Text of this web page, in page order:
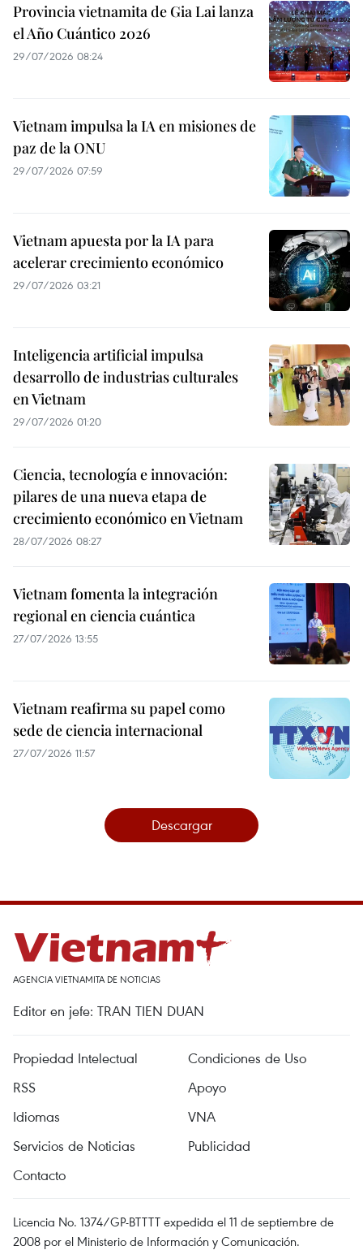
Provincia vietnamita de Gia Lai lanza
el Año Cuántico 2026
29/07/2026 08:24
Vietnam impulsa la IA en misiones de
paz de la ONU
29/07/2026 07:59
Vietnam apuesta por la IA para
acelerar crecimiento económico
29/07/2026 03:21
Inteligencia artificial impulsa
desarrollo de industrias culturales
en Vietnam
29/07/2026 01:20
Ciencia, tecnología e innovación:
pilares de una nueva etapa de
crecimiento económico en Vietnam
28/07/2026 08:27
Vietnam fomenta la integración
regional en ciencia cuántica
27/07/2026 13:55
Vietnam reafirma su papel como
sede de ciencia internacional
27/07/2026 11:57
Descargar
AGENCIA VIETNAMITA DE NOTICIAS
Editor en jefe: TRAN TIEN DUAN
Propiedad Intelectual
Condiciones de Uso
RSS
Apoyo
Idiomas
VNA
Servicios de Noticias
Publicidad
Contacto
Licencia No. 1374/GP-BTTTT expedida el 11 de septiembre de
2008 por el Ministerio de Información y Comunicación.